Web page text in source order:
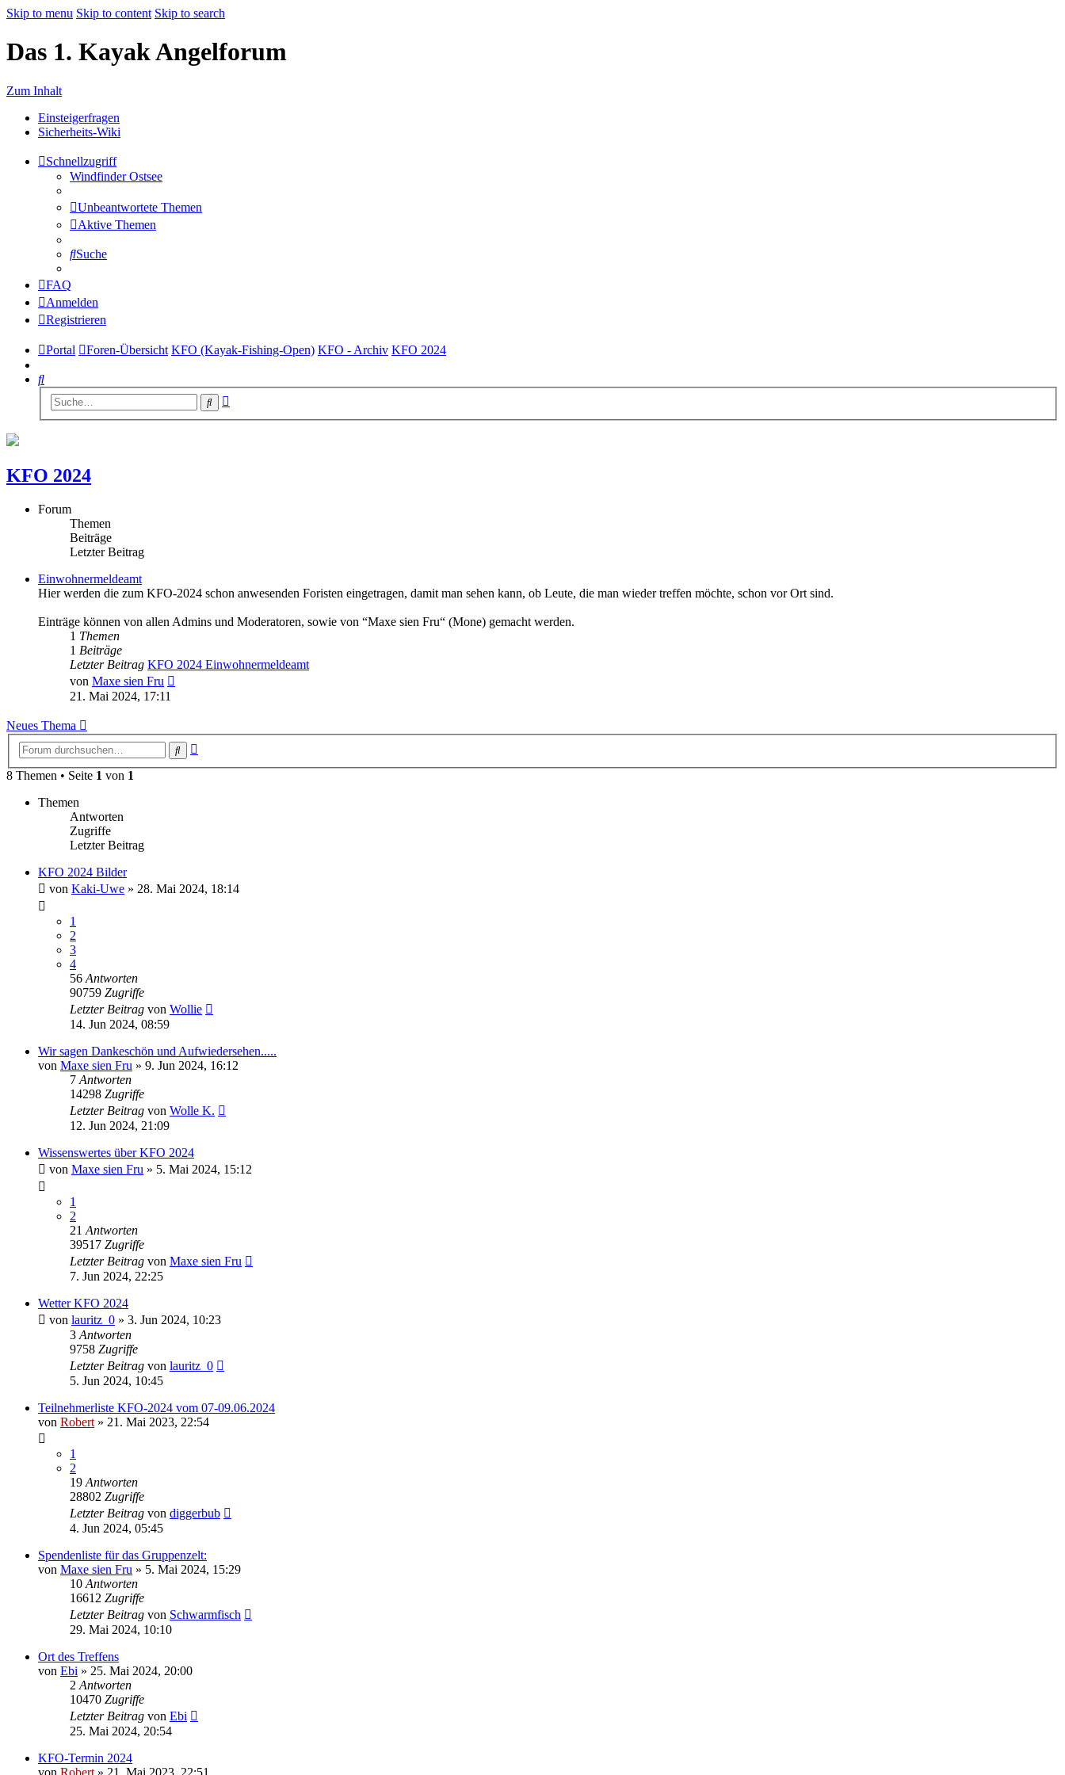
Skip to menu Skip to content Skip to search
Das 1. Kayak Angelforum
Zum Inhalt
Einsteigerfragen
Sicherheits-Wiki
Schnellzugriff
Windfinder Ostsee
Unbeantwortete Themen
Aktive Themen
Suche
FAQ
Anmelden
Registrieren
Portal Foren-Übersicht KFO (Kayak-Fishing-Open) KFO - Archiv KFO 2024
Suche
Suche
KFO 2024
Forum
Themen
Beiträge
Letzter Beitrag
Einwohnermeldeamt
Hier werden die zum KFO-2024 schon anwesenden Foristen eingetragen, damit man sehen kann, ob Leute, die man wieder treffen möchte, schon vor Ort sind.
Einträge können von allen Admins und Moderatoren, sowie von “Maxe sien Fru“ (Mone) gemacht werden.
1 Themen
1 Beiträge
Letzter Beitrag KFO 2024 Einwohnermeldeamt
von Maxe sien Fru
21. Mai 2024, 17:11
Neues Thema
Suche
8 Themen • Seite 1 von 1
Themen
Antworten
Zugriffe
Letzter Beitrag
KFO 2024 Bilder
von Kaki-Uwe » 28. Mai 2024, 18:14
1
2
3
4
56 Antworten
90759 Zugriffe
Letzter Beitrag von Wollie
14. Jun 2024, 08:59
Wir sagen Dankeschön und Aufwiedersehen.....
von Maxe sien Fru » 9. Jun 2024, 16:12
7 Antworten
14298 Zugriffe
Letzter Beitrag von Wolle K.
12. Jun 2024, 21:09
Wissenswertes über KFO 2024
von Maxe sien Fru » 5. Mai 2024, 15:12
1
2
21 Antworten
39517 Zugriffe
Letzter Beitrag von Maxe sien Fru
7. Jun 2024, 22:25
Wetter KFO 2024
von lauritz_0 » 3. Jun 2024, 10:23
3 Antworten
9758 Zugriffe
Letzter Beitrag von lauritz_0
5. Jun 2024, 10:45
Teilnehmerliste KFO-2024 vom 07-09.06.2024
von Robert » 21. Mai 2023, 22:54
1
2
19 Antworten
28802 Zugriffe
Letzter Beitrag von diggerbub
4. Jun 2024, 05:45
Spendenliste für das Gruppenzelt:
von Maxe sien Fru » 5. Mai 2024, 15:29
10 Antworten
16612 Zugriffe
Letzter Beitrag von Schwarmfisch
29. Mai 2024, 10:10
Ort des Treffens
von Ebi » 25. Mai 2024, 20:00
2 Antworten
10470 Zugriffe
Letzter Beitrag von Ebi
25. Mai 2024, 20:54
KFO-Termin 2024
von Robert » 21. Mai 2023, 22:51